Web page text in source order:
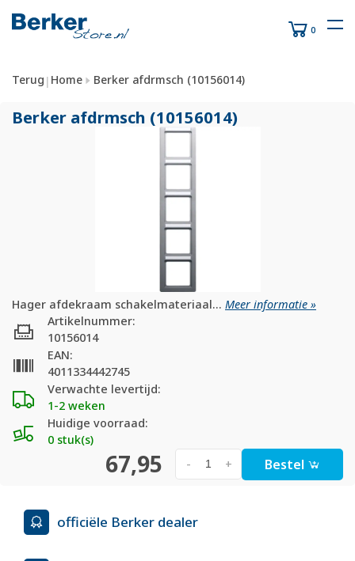
0
Terug | Home Berker afdrmsch (10156014)
Berker afdrmsch (10156014)
Hager afdekraam schakelmateriaal... Meer informatie »
Verwachte levertijd:
1-2 weken
Huidige voorraad:
0 stuk(s)
Artikelnummer:
10156014
EAN:
4011334442745
67,95 +
- Bestel
officiële Berker dealer